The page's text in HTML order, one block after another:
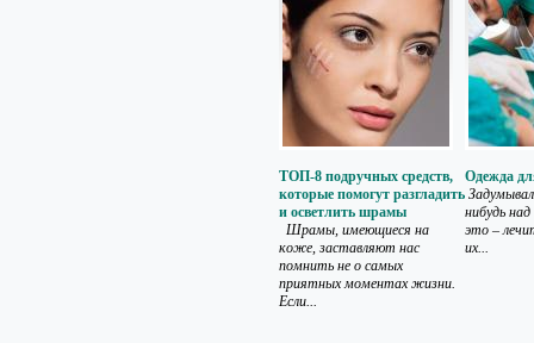
ТОП-8 подручных средств,
которые помогут разгладить
и осветлить шрамы
Шрамы, имеющиеся на
коже, заставляют нас
помнить не о самых
приятных моментах жизни.
Если...
Одежда
нибудь
это –
их...